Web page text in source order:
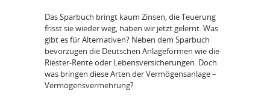
Das Sparbuch bringt kaum Zinsen, die Teuerung
frisst sie wieder weg, haben wir jetzt gelernt. Was
gibt es für Alternativen? Neben dem Sparbuch
bevorzugen die Deutschen Anlageformen wie die
Riester-Rente oder Lebensversicherungen. Doch
was bringen diese Arten der Vermögensanlage –
Vermögensvermehrung?